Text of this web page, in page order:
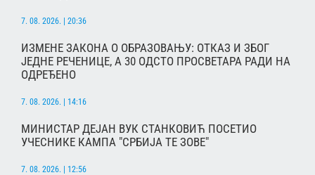
7. 08. 2026. | 20:36
ИЗМЕНЕ ЗАКОНА О ОБРАЗОВАЊУ: ОТКАЗ И ЗБОГ
ЈЕДНЕ РЕЧЕНИЦЕ, А 30 ОДСТО ПРОСВЕТАРА РАДИ НА
ОДРЕЂЕНО
7. 08. 2026. | 14:16
МИНИСТАР ДЕЈАН ВУК СТАНКОВИЋ ПОСЕТИО
УЧЕСНИКЕ КАМПА "СРБИЈА ТЕ ЗОВЕ"
7. 08. 2026. | 12:56